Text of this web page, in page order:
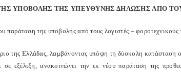
ΥΠΟΒΟΛΗΣ ΤΗΣ ΥΠΕΥΘΥΝΗΣ ΔΗΛΩΣΗΣ ΑΠΟ
παράταση της υποβολής από τους λογιστές –
της Ελλάδας, λαμβάνοντας υπόψη τη δύσκολη κατάσταση
σε εξέλιξη, ανακοινώνει την εκ νέου παράταση της